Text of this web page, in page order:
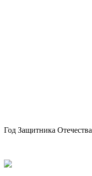
Год Защитника Отечества